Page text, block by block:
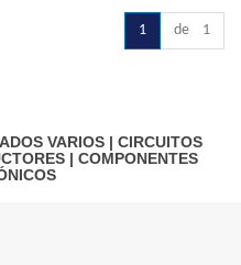
1 de 1
VARIOS| CIRCUITOS
| COMPONENTES